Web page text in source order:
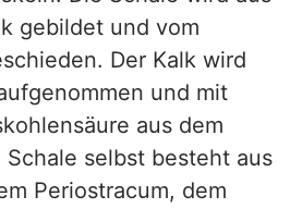
gebildet und vom
Der Kalk wird
und mit
aus dem
selbst besteht aus
Periostracum, dem